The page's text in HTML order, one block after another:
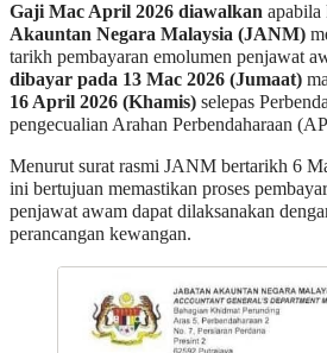
Gaji Mac April 2026 diawalkan apabila
Akauntan Negara Malaysia (JANM)
tarikh pembayaran emolumen penjawat
dibayar pada 13 Mac 2026 (Jumaat)
16 April 2026 (Khamis) selepas
pengecualian Arahan Perbendaharaan
Menurut surat rasmi JANM bertarikh 6
ini bertujuan memastikan proses
penjawat awam dapat dilaksanakan
perancangan kewangan.